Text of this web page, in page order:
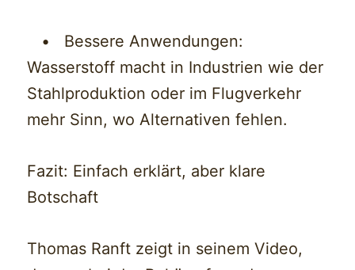
• Bessere Anwendungen:
Wasserstoff macht in Industrien wie der
Stahlproduktion oder im Flugverkehr
mehr Sinn, wo Alternativen fehlen.
Fazit: Einfach erklärt, aber klare
Botschaft
Thomas Ranft zeigt in seinem Video,